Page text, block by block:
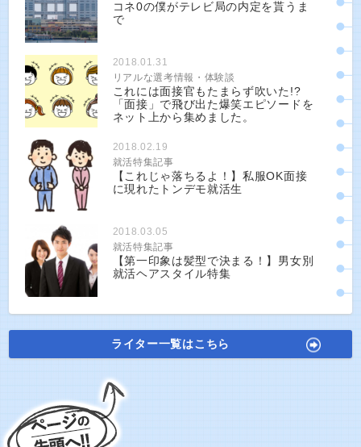
コネ0の僕がテレビ局の内定を貰うま
で
2018.01.31
リアルな選考情報・体験談
これには面接官もたまらず吹いた!?
「面接」で飛び出た爆笑エピソードを
ネット上から集めました。
2018.02.19
就活特集記事
【これじゃ落ちるよ！】私服OK面接
に現れたトンデモ就活生
2018.03.05
就活特集記事
【第一印象は髪型で決まる！】男女別
就活ヘアスタイル特集
ライター一覧はこちら